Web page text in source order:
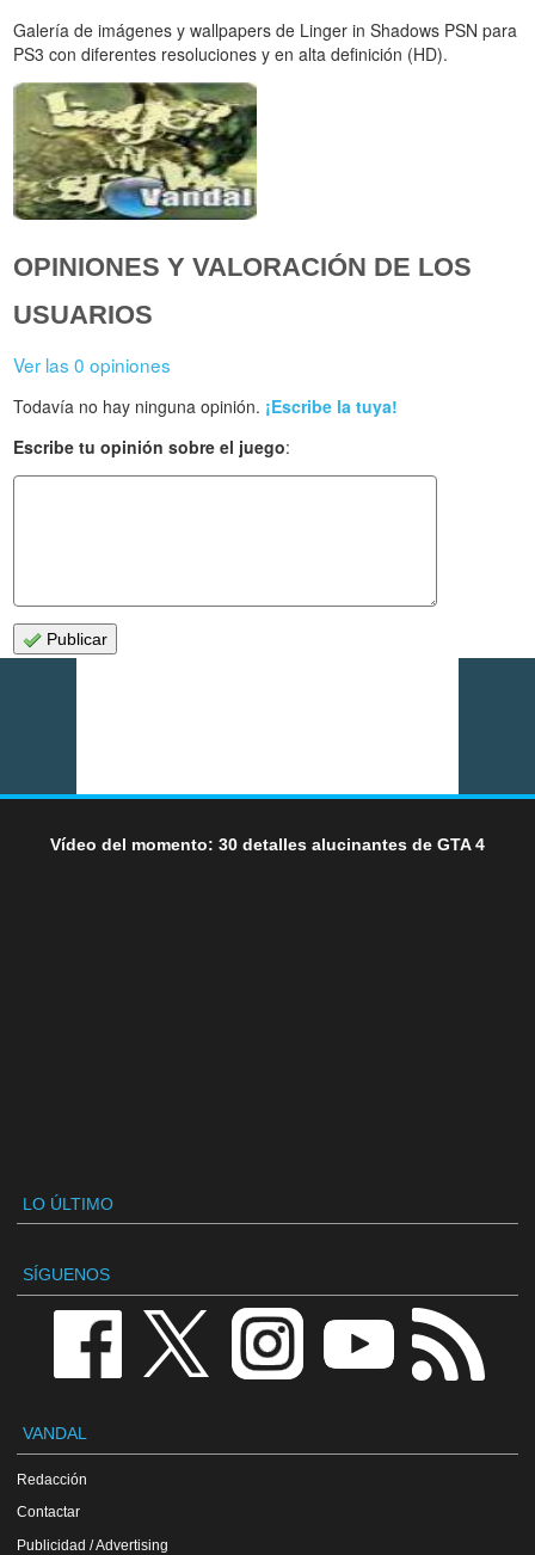
Galería de imágenes y wallpapers de Linger in Shadows PSN para
PS3 con diferentes resoluciones y en alta definición (HD).
OPINIONES Y VALORACIÓN DE LOS
USUARIOS
Ver las 0 opiniones
Todavía no hay ninguna opinión. ¡Escribe la tuya!
Escribe tu opinión sobre el juego:
Publicar
Vídeo del momento: 30 detalles alucinantes de GTA 4
LO ÚLTIMO
SÍGUENOS
VANDAL
Redacción
Contactar
Publicidad / Advertising